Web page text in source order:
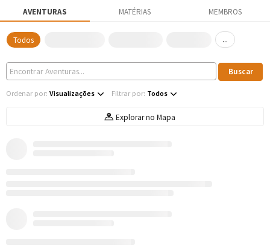
AVENTURAS MATÉRIAS MEMBROS
Todos ...
Ordenar por: Visualizações Filtrar por: Todos
Explorar no Mapa